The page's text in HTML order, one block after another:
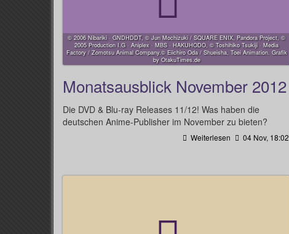
© 2006 Nibariki · GNDHDDT, © Jun Mochizuki / SQUARE ENIX, Pandora Project, ©
2005 Production I.G · Aniplex · MBS · HAKUHODO, © Toshihiko Tsukiji · Media
Factory / Zomotsu Animal Company.© Eiichiro Oda / Shueisha, Toei Animation. Grafik
by OtakuTimes.de
Monatsausblick November 2012
Die DVD & Blu-ray Releases 11/12! Was haben die
deutschen Anime-Publisher im November zu bieten?
Weiterlesen 04 Nov, 18:02